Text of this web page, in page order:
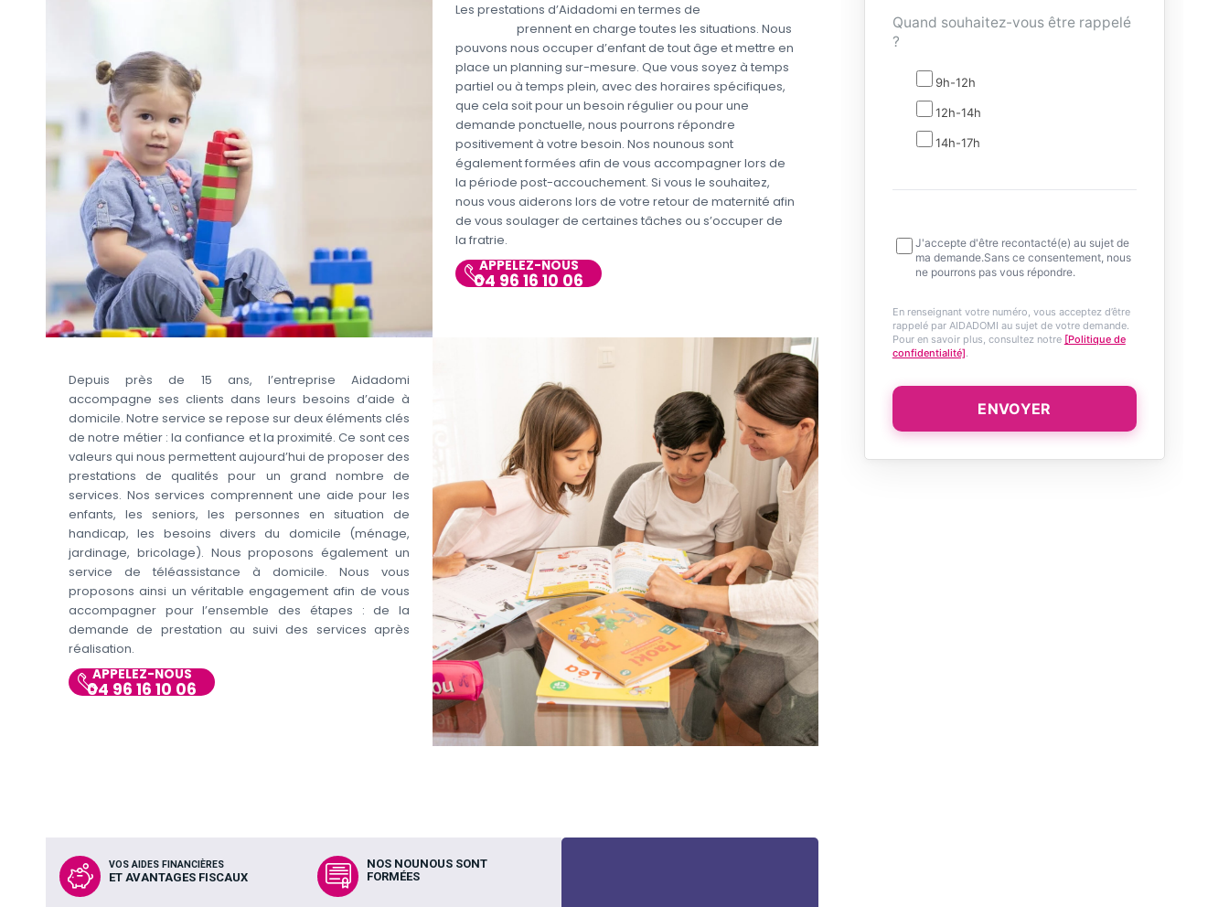
Les prestations d’Aidadomi en termes de
prennent en charge toutes les situations. Nous
pouvons nous occuper d’enfant de tout âge et mettre en
place un planning sur-mesure. Que vous soyez à temps
partiel ou à temps plein, avec des horaires spécifiques,
que cela soit pour un besoin régulier ou pour une
demande ponctuelle, nous pourrons répondre
positivement à votre besoin. Nos nounous sont
également formées afin de vous accompagner lors de
la période post-accouchement. Si vous le souhaitez,
nous vous aiderons lors de votre retour de maternité afin
de vous soulager de certaines tâches ou s’occuper de
la fratrie.
APPELEZ-NOUS
04 96 16 10 06
Depuis près de 15 ans, l’entreprise Aidadomi
accompagne ses clients dans leurs besoins d’aide à
domicile. Notre service se repose sur deux éléments clés
de notre métier : la confiance et la proximité. Ce sont ces
valeurs qui nous permettent aujourd’hui de proposer des
prestations de qualités pour un grand nombre de
services. Nos services comprennent une aide pour les
enfants, les seniors, les personnes en situation de
handicap, les besoins divers du domicile (ménage,
jardinage, bricolage). Nous proposons également un
service de téléassistance à domicile. Nous vous
proposons ainsi un véritable engagement afin de vous
accompagner pour l’ensemble des étapes : de la
demande de prestation au suivi des services après
réalisation.
APPELEZ-NOUS
04 96 16 10 06
VOS AIDES FINANCIÈRES
ET AVANTAGES FISCAUX
NOS NOUNOUS SONT
FORMÉES
Quand souhaitez-vous être rappelé
?
9h-12h
12h-14h
14h-17h
J'accepte d'être recontacté(e) au sujet de
ma demande.Sans ce consentement, nous
ne pourrons pas vous répondre.
En renseignant votre numéro, vous acceptez d’être
rappelé par AIDADOMI au sujet de votre demande.
Pour en savoir plus, consultez notre [Politique de
confidentialité]